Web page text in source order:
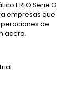
ERLO Serie G
empresas que
de
acero.